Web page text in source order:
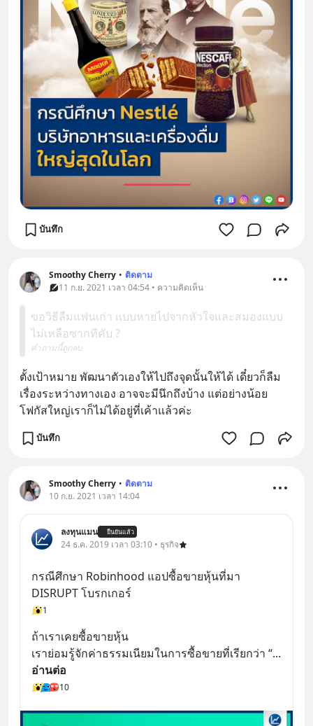
บันทึก
Smoothy Cherry • ติดตาม
11 ก.ย. 2021 เวลา 04:54 • ความคิดเห็น
ขอวิธีลืมแฟนเก่า แบบหายไปจากหัวใจและสมองแบบ
ไม่เหลือซากทีคับ ?
คำถามนี้ถูกลบ
ตั้งเป้าหมาย พัฒนาตัวเองให้ไปถึงจุดนั้นให้ได้ เดี๋ยวก็ลืม
เรื่องระหว่างทางเอง อาจจะมีนึกถึงบ้าง แต่อย่างน้อย
โฟกัสใหญ่เราก็ไม่ได้อยู่ที่เค้าแล้วค่ะ
บันทึก
Smoothy Cherry • ติดตาม
10 ก.ย. 2021 เวลา 14:04
ลงทุนแมน ยืนยันแล้ว
24 ธ.ค. 2019 เวลา 03:10 • ธุรกิจ
กรณีศึกษา Robinhood แอปซื้อขายหุ้นที่มา
DISRUPT โบรกเกอร์
1
ถ้าเราเคยซื้อขายหุ้น
เราย่อมรู้จักค่าธรรมเนียมในการซื้อขายที่เรียกว่า “
อ่านต่อ
10